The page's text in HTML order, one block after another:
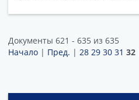
Документы 621 - 635 из 635
Начало | Пред. | 28 29 30 31 32